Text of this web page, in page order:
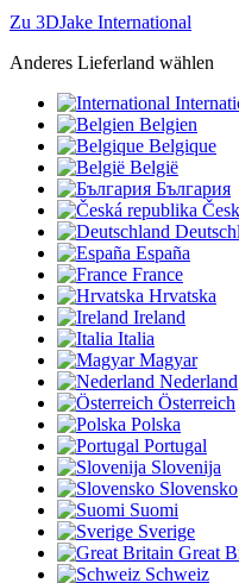
Zu 3DJake International
Anderes Lieferland wählen
Belgien
Belgique
België
България
España
France
Hrvatska
Ireland
Italia
Magyar
Nederland
Österreich
Polska
Portugal
Slovenija
Slovensko
Suomi
Sverige
Great
Schweiz